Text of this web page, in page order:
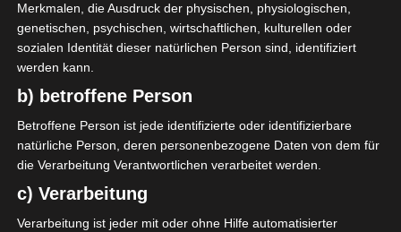
Merkmalen, die Ausdruck der physischen, physiologischen,
genetischen, psychischen, wirtschaftlichen, kulturellen oder
sozialen Identität dieser natürlichen Person sind, identifiziert
werden kann.
b) betroffene Person
Betroffene Person ist jede identifizierte oder identifizierbare
natürliche Person, deren personenbezogene Daten von dem für
die Verarbeitung Verantwortlichen verarbeitet werden.
c) Verarbeitung
Verarbeitung ist jeder mit oder ohne Hilfe automatisierter